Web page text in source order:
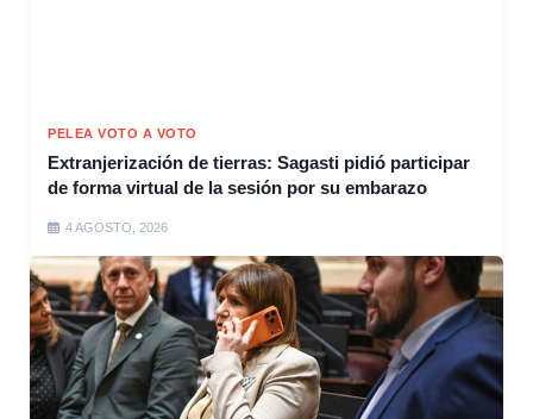
PELEA VOTO A VOTO
Extranjerización de tierras: Sagasti pidió participar
de forma virtual de la sesión por su embarazo
4 AGOSTO, 2026